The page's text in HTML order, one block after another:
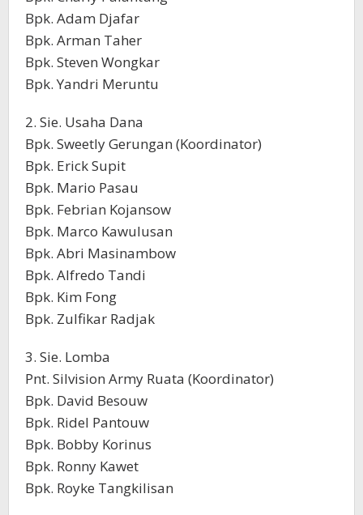
Bpk. Adam Djafar
Bpk. Arman Taher
Bpk. Steven Wongkar
Bpk. Yandri Meruntu
2. Sie. Usaha Dana
Bpk. Sweetly Gerungan (Koordinator)
Bpk. Erick Supit
Bpk. Mario Pasau
Bpk. Febrian Kojansow
Bpk. Marco Kawulusan
Bpk. Abri Masinambow
Bpk. Alfredo Tandi
Bpk. Kim Fong
Bpk. Zulfikar Radjak
3. Sie. Lomba
Pnt. Silvision Army Ruata (Koordinator)
Bpk. David Besouw
Bpk. Ridel Pantouw
Bpk. Bobby Korinus
Bpk. Ronny Kawet
Bpk. Royke Tangkilisan